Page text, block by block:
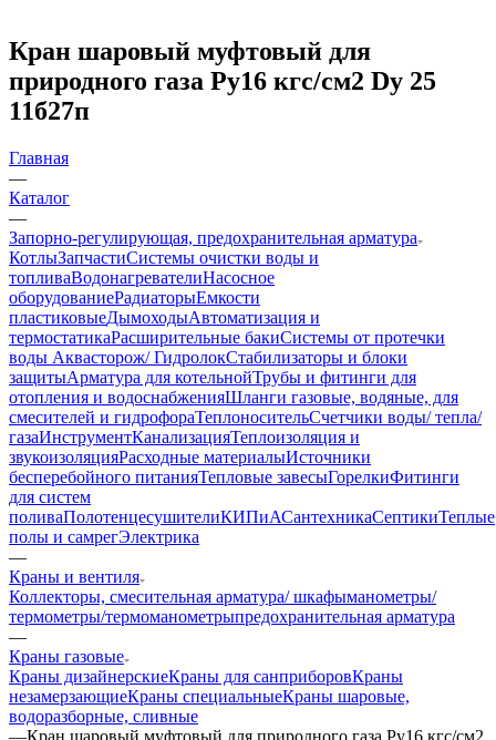
Кран шаровый муфтовый для
природного газа Ру16 кгс/см2 Dy 25
11б27п
Главная
—
Каталог
—
Запорно-регулирующая, предохранительная арматура
КотлыЗапчастиСистемы очистки воды и
топливаВодонагревателиНасосное
оборудованиеРадиаторыЕмкости
пластиковыеДымоходыАвтоматизация и
термостатикаРасширительные бакиСистемы от протечки
воды Аквасторож/ ГидролокСтабилизаторы и блоки
защитыАрматура для котельнойТрубы и фитинги для
отопления и водоснабженияШланги газовые, водяные, для
смесителей и гидрофораТеплоносительСчетчики воды/ тепла/
газаИнструментКанализацияТеплоизоляция и
звукоизоляцияРасходные материалыИсточники
бесперебойного питанияТепловые завесыГорелкиФитинги
для систем
поливаПолотенцесушителиКИПиАСантехникаСептикиТеплые
полы и самрегЭлектрика
—
Краны и вентиля
Коллекторы, смесительная арматура/ шкафыманометры/
термометры/термоманометрыпредохранительная арматура
—
Краны газовые
Краны дизайнерскиеКраны для санприборовКраны
незамерзающиеКраны специальныеКраны шаровые,
водоразборные, сливные
—Кран шаровый муфтовый для природного газа Ру16 кгс/см2